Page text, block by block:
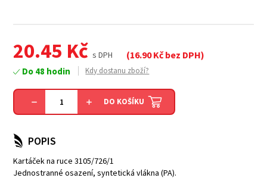
20.45 Kčs DPH (16.90Kč bez DPH)
Do 48 hodin Kdy dostanu zboží?
DO KOŠÍKU
POPIS
Kartáček na ruce 3105/726/1
Jednostranné osazení, syntetická vlákna (PA).